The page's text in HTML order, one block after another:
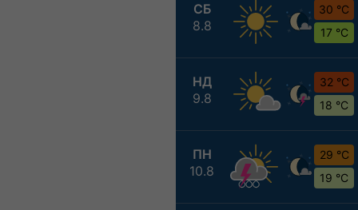
СБ
8.8
30 °C
17 °C
НД
9.8
32 °C
18 °C
ПН
10.8
29 °C
19 °C